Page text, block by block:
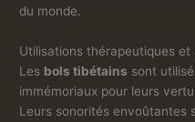
du monde.
Utilisations thérapeutiques
Les bols tibétains sont
immémoriaux pour leurs
Leurs sonorités envoûtantes